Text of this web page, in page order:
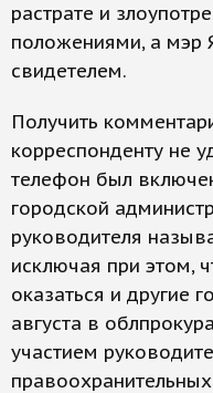
растрате и
положениями, а мэр
свидетелем.
Получить
корреспонденту не
телефон был
городской
руководителя
исключая при этом,
оказаться и другие
августа в
участием